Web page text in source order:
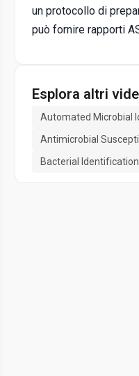
un protocollo di
può fornire rapporti
Esplora altri
Automated Microbial
Antimicrobial
Bacterial Identification